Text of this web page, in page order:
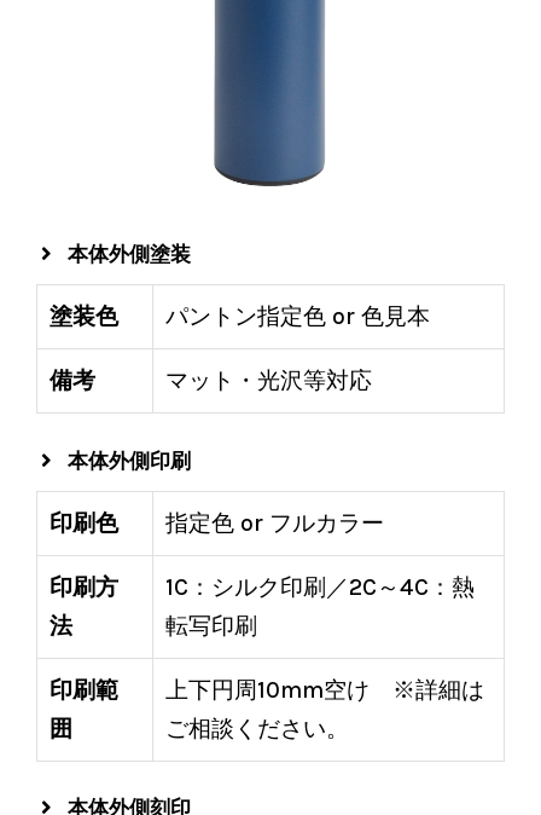
本体外側塗装
塗装色 パントン指定色 or 色見本
備考 マット・光沢等対応
本体外側印刷
印刷色 指定色 or フルカラー
印刷方
法
1C：シルク印刷／2C～4C：熱
転写印刷
印刷範
囲
上下円周10mm空け ※詳細は
ご相談ください。
本体外側刻印